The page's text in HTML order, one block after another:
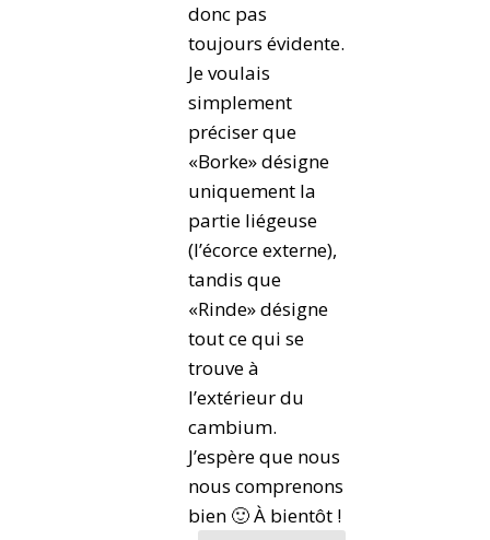
donc pas
toujours évidente.
Je voulais
simplement
préciser que
«Borke» désigne
uniquement la
partie liégeuse
(l’écorce externe),
tandis que
«Rinde» désigne
tout ce qui se
trouve à
l’extérieur du
cambium.
J’espère que nous
nous comprenons
bien 🙂 À bientôt !